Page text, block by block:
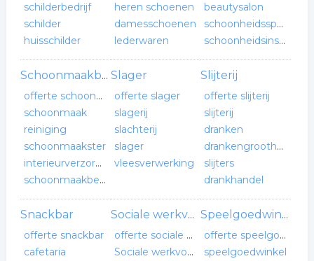
schilderbedrijf
schilder
huisschilder
heren schoenen
damesschoenen
lederwaren
beautysalon
schoonheidsspecialist
schoonheidsinstituut
Schoonmaakbedrijf
offerte schoonmaakbedrijf
schoonmaak
reiniging
schoonmaakster
interieurverzorging
schoonmaakbedrijf
Slager
offerte slager
slagerij
slachterij
slager
vleesverwerking
Slijterij
offerte slijterij
slijterij
dranken
drankengroothandel
slijters
drankhandel
Snackbar
offerte snackbar
cafetaria
Sociale werkvoorziening
offerte sociale werkvoorziening
Sociale werkvoorziening
Speelgoedwinkel
offerte speelgoedwinkel
speelgoedwinkel